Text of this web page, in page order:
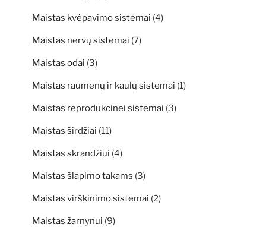
Maistas kvėpavimo sistemai (4)
Maistas nervų sistemai (7)
Maistas odai (3)
Maistas raumenų ir kaulų sistemai (1)
Maistas reprodukcinei sistemai (3)
Maistas širdžiai (11)
Maistas skrandžiui (4)
Maistas šlapimo takams (3)
Maistas virškinimo sistemai (2)
Maistas žarnynui (9)